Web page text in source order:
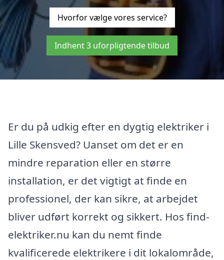
Hvorfor vælge vores service?
Indhent 3 uforpligtende tilbud
Er du på udkig efter en dygtig elektriker i
Lille Skensved? Uanset om det er en
mindre reparation eller en større
installation, er det vigtigt at finde en
professionel, der kan sikre, at arbejdet
bliver udført korrekt og sikkert. Hos find-
elektriker.nu kan du nemt finde
kvalificerede elektrikere i dit lokalområde,